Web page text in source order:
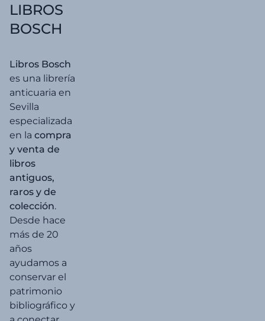
LIBROS
BOSCH
Libros Bosch
es una librería
anticuaria en
Sevilla
especializada
en la compra
y venta de
libros
antiguos,
raros y de
colección.
Desde hace
más de 20
años
ayudamos a
conservar el
patrimonio
bibliográfico y